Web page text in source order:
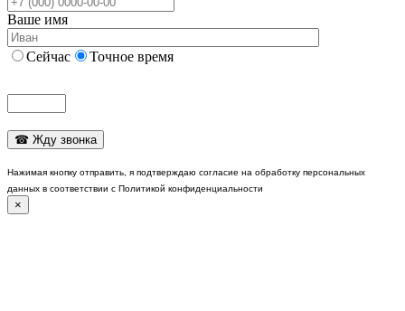
Ваше имя
Сейчас Точное время
Нажимая кнопку отправить, я подтверждаю согласие на обработку персональных
данных в соответствии с Политикой конфиденциальности
×